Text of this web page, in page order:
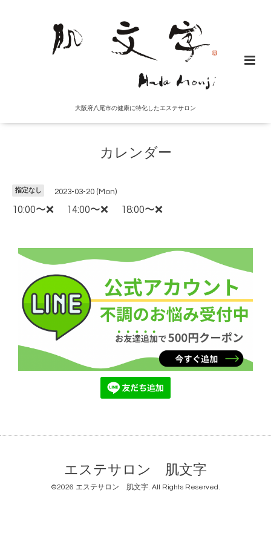
大阪府八尾市の健康に特化したエステサロン
カレンダー
指定なし 2023-03-20 (Mon)
10:00〜❌ 14:00〜❌ 18:00〜❌
エステサロン 肌文字
©2026 エステサロン 肌文字. All Rights Reserved.